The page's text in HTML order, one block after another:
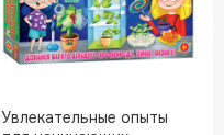
Увлекательные опыты